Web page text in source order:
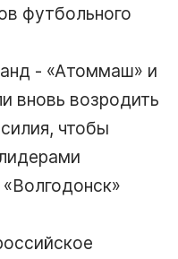
футбольного
- «Атоммаш» и
вновь возродить
чтобы